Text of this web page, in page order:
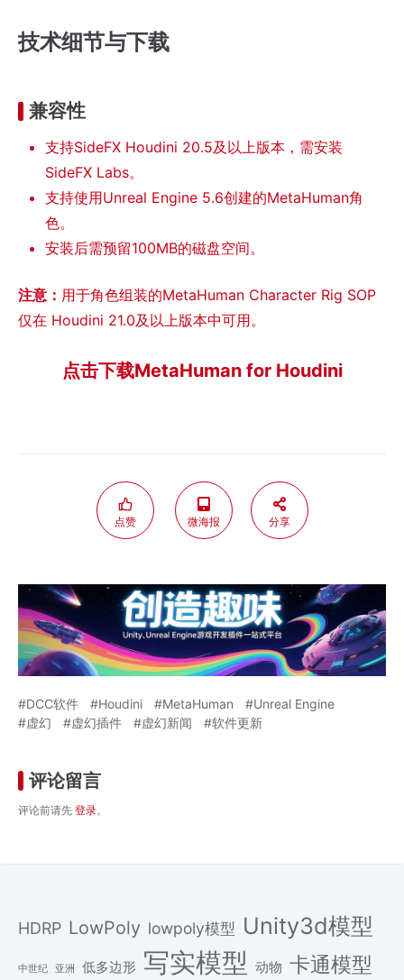
技术细节与下载
兼容性
支持SideFX Houdini 20.5及以上版本，需安装
SideFX Labs。
支持使用Unreal Engine 5.6创建的MetaHuman角
色。
安装后需预留100MB的磁盘空间。
注意： 用于角色组装的MetaHuman Character Rig SOP
仅在 Houdini 21.0及以上版本中可用。
点击下载MetaHuman for Houdini
点赞 微海报 分享
DCC软件 Houdini MetaHuman
Unreal Engine
虚幻
虚幻插件 虚幻新闻 软件更新
评论留言
评论前请先 登录。
HDRP LowPoly lowpoly模型 Unity3d模型
中世纪 亚洲 低多边形 写实模型 动物 卡通模型